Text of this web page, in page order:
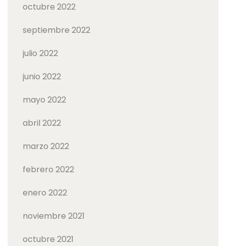
octubre 2022
septiembre 2022
julio 2022
junio 2022
mayo 2022
abril 2022
marzo 2022
febrero 2022
enero 2022
noviembre 2021
octubre 2021